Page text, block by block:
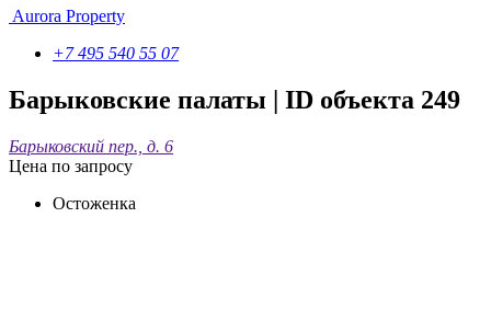
Aurora Property
+7 495 540 55 07
Барыковские палаты | ID объекта 249
Барыковский пер., д. 6
Цена по запросу
Остоженка